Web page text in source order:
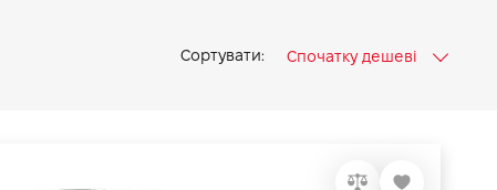
Сортувати: Спочатку дешеві